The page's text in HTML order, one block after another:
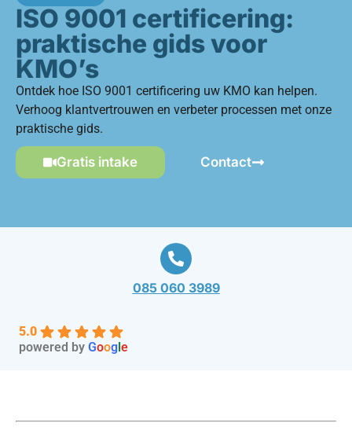
ISO 9001 certificering:
praktische gids voor
KMO’s
Ontdek hoe ISO 9001 certificering uw KMO kan helpen.
Verhoog klantvertrouwen en verbeter processen met onze
praktische gids.
Gratis intake Contact
085 060 3989
5.0
powered by Google